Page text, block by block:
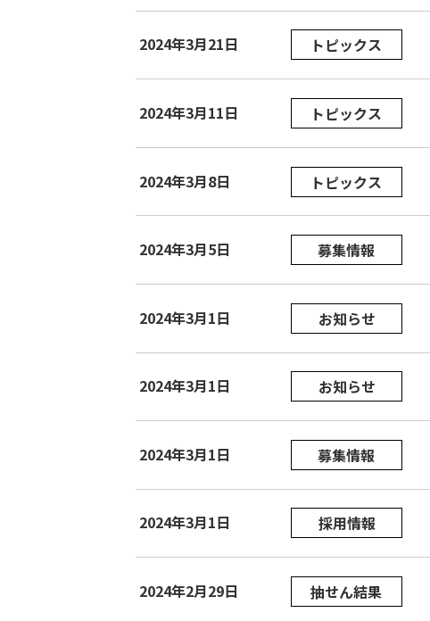
2024年3月21日 トピックス
2024年3月11日 トピックス
2024年3月8日 トピックス
2024年3月5日 募集情報
2024年3月1日 お知らせ
2024年3月1日 お知らせ
2024年3月1日 募集情報
2024年3月1日 採用情報
2024年2月29日 抽せん結果